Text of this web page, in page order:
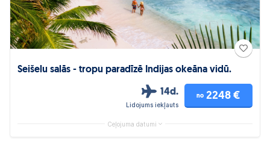
Seišelu salās - tropu paradīzē Indijas okeāna vidū.
14d.
Lidojums iekļauts
no 2248 €
Ceļojuma datumi